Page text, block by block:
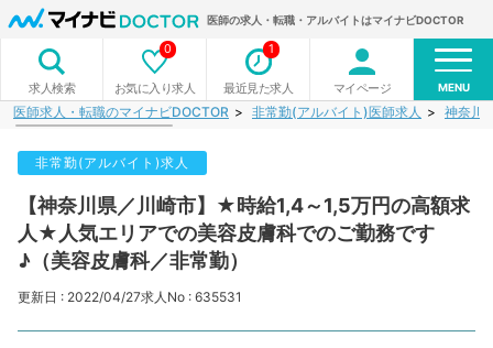
医師の求人・転職・アルバイトはマイナビDOCTOR
求人検索 お気に入り求人
0
最近見た求人
1
マイページ MENU
医師求人・転職のマイナビDOCTOR 非常勤(アルバイト)医師求人 神奈川
非常勤(アルバイト)求人
【神奈川県／川崎市】★時給1,4～1,5万円の高額求
人★人気エリアでの美容皮膚科でのご勤務です
♪（美容皮膚科／非常勤）
更新日 : 2022/04/27求人No : 635531